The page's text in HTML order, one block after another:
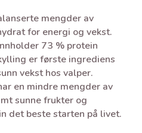
mengder av
for energi og vekst.
73 % protein
er første ingrediens
vekst hos valper.
en mindre mengder av
sunne frukter og
det beste starten på livet.